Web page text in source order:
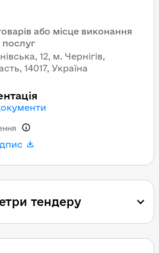
або місце виконання
послуг
12, м. Чернігів,
14017, Україна
тендеру